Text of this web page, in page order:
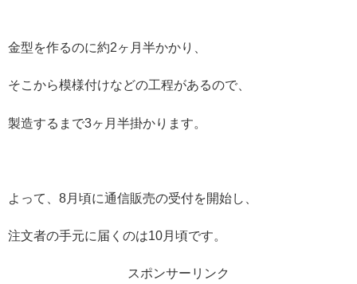
金型を作るのに約2ヶ月半かかり、
そこから模様付けなどの工程があるので、
製造するまで3ヶ月半掛かります。
よって、8月頃に通信販売の受付を開始し、
注文者の手元に届くのは10月頃です。
スポンサーリンク